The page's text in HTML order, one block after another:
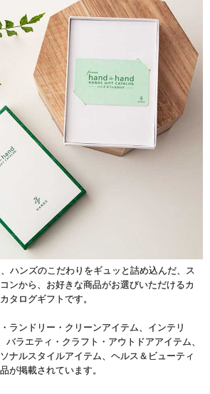
ハンズのこだわりをギュッと詰め込んだ、ス
ンから、お好きな商品がお選びいただけるカ
タログギフトです。
ランドリー・クリーンアイテム、インテリ
バラエティ・クラフト・アウトドアアイテム、
ナルスタイルアイテム、ヘルス＆ビューティ
が掲載されています。